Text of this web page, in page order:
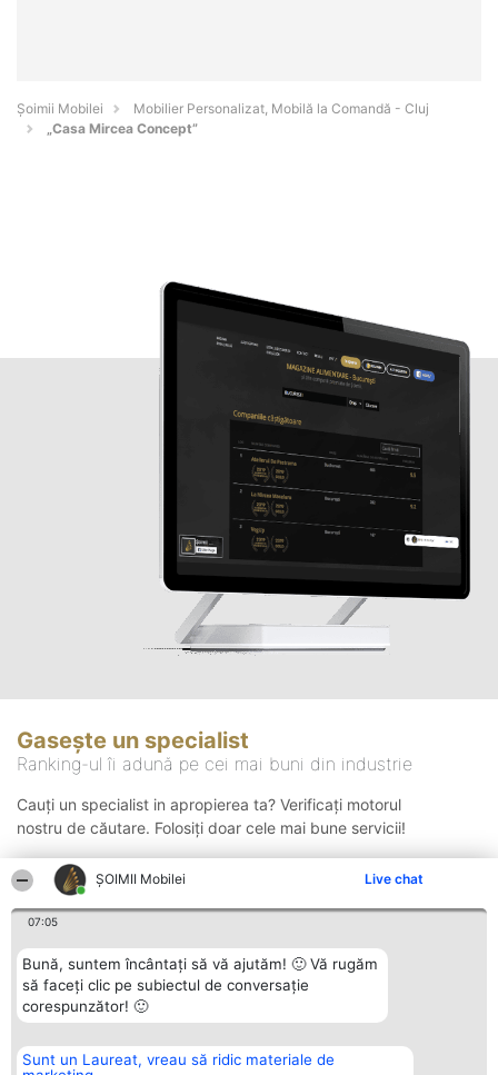
ȘOIMII Mobilei Live chat
07:05
Bună, suntem încântați să vă ajutăm! 🙂 Vă rugăm
să faceți clic pe subiectul de conversație
corespunzător! 🙂
Sunt un Laureat, vreau să ridic materiale de
Șoimii Mobilei
Mobilier Personalizat, Mobilă la Comandă - Cluj
„Casa Mircea Concept”
Gasește un specialist
Ranking-ul îi adună pe cei mai buni din industrie
Cauți un specialist in apropierea ta? Verificați motorul
nostru de căutare. Folosiți doar cele mai bune servicii!
Organizator Ranking Plebiscyt Contact